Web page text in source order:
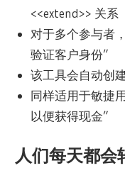
<<extend>> 关系
对于多个参与者
验证客户身份”
该工具会自动创
同样适用于敏捷
以便获得现金”
人们每天都会